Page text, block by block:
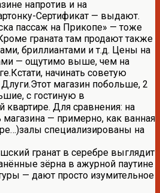
напротив и на
Сертификат — выдают.
пассаж на Прикопе» — тоже
граната там продают также
бриллиантами и т.д. Цены на
— ощутимо выше, чем на
начинать советую
магазин побольше, 2
с гостиную в
квартире. Для сравнения: на
— примерно, как ванная
специализированы на
гранат в серебре выглядит
зёрна в ажурной паутине
— дают просто изумительное